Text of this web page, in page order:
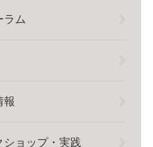
ラム
報
ショップ・実践